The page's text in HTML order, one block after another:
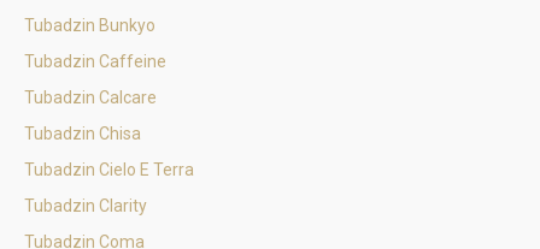
Tubadzin Bunkyo
Tubadzin Caffeine
Tubadzin Calcare
Tubadzin Chisa
Tubadzin Cielo E Terra
Tubadzin Clarity
Tubadzin Coma